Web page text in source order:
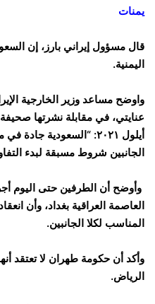
يمنات
قال مسؤول إيراني بارز، إن
اليمنية.
واوضح مساعد وزير الخارجية
أيلول ٢٠٢١: “السعودية
الجانبين شروط مسبقة لبدء
وأوضح أن الطرفين حتى اليوم
العاصمة العراقية بغداد، وأن
المناسب لكلا الجانبين.
وأكد أن حكومة طهران لا تعتقد
الرياض.